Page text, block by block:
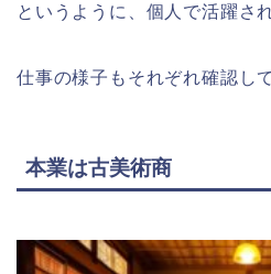
というように、個人で活躍さ
仕事の様子もそれぞれ確認し
本業は古美術商